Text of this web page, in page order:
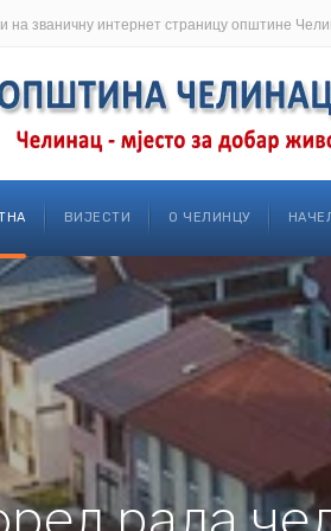
на званичну интернет страницу општине
ВИЈЕСТИ О ЧЕЛИНЦУ